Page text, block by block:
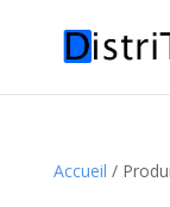
Accueil /